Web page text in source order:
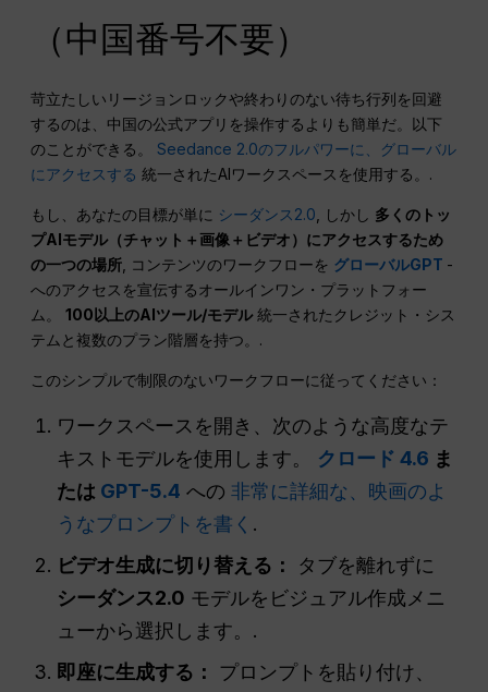
（中国番号不要）
苛立たしいリージョンロックや終わりのない待ち行列を回避
するのは、中国の公式アプリを操作するよりも簡単だ。以下
のことができる。Seedance 2.0のフルパワーに、グローバル
にアクセスする 統一されたAIワークスペースを使用する。.
もし、あなたの目標が単に シーダンス2.0 , しかし 多くのトッ
プAIモデル（チャット＋画像＋ビデオ）にアクセスするため
の一つの場所 , コンテンツのワークフローを グローバルGPT -
へのアクセスを宣伝するオールインワン・プラットフォー
ム。100以上のAIツール/モデル統一されたクレジット・シス
テムと複数のプラン階層を持つ。.
このシンプルで制限のないワークフローに従ってください：
ワークスペースを開き、次のような高度なテ
キストモデルを使用します。 クロード 4.6 ま
たは GPT-5.4 への非常に詳細な、映画のよ
うなプロンプトを書く .
ビデオ生成に切り替える：
タブを離れずに
シーダンス2.0 モデルをビジュアル作成メニ
ューから選択します。.
即座に生成する：
プロンプトを貼り付け、